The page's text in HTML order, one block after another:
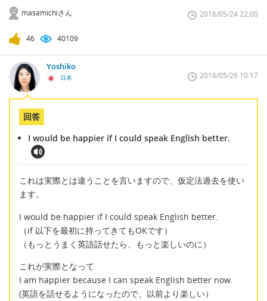
masamichiさん 2016/05/24 22:00
46 40109
Yoshiko
日本 2016/05/26 10:17
回答
I would be happier if I could speak English better.
これは実際とは違うことを言いますので、仮定法過去を使い
ます。
I would be happier if I could speak English better.
（if 以下を最初に持ってきてもOKです）
（もっとうまく英語話せたら、もっと楽しいのに）
これが実際となって
I am happier because I can speak English better now.
(英語を話せるようになったので、以前より楽しい）